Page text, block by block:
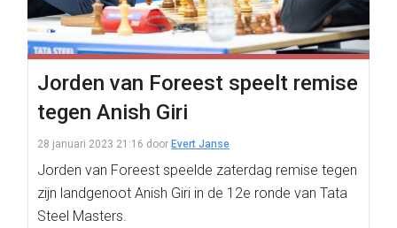
Jorden van Foreest speelt remise
tegen Anish Giri
28 januari 2023 21:16 door Evert Janse
Jorden van Foreest speelde zaterdag remise tegen
zijn landgenoot Anish Giri in de 12e ronde van Tata
Steel Masters.